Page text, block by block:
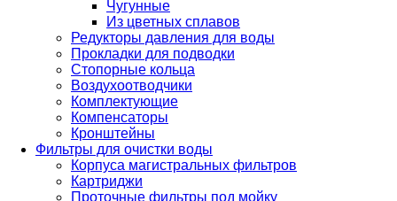
Чугунные
Из цветных сплавов
Редукторы давления для воды
Прокладки для подводки
Стопорные кольца
Воздухоотводчики
Комплектующие
Компенсаторы
Кронштейны
Фильтры для очистки воды
Корпуса магистральных фильтров
Картриджи
Проточные фильтры под мойку